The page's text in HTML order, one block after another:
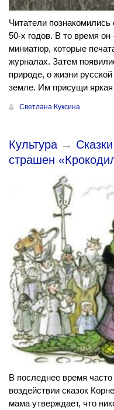
Читатели
50-х годов. В то время
миниатюр, которые
журналах. Затем
природе, о жизни
земле. Им присущи яркая
Светлана Куксина
Культура →
страшен
В последнее время
воздействии сказок
мама утверждает, что